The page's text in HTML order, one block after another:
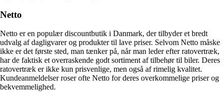
Netto
Netto er en populær discountbutik i Danmark, der tilbyder et bredt
udvalg af dagligvarer og produkter til lave priser. Selvom Netto måske
ikke er det første sted, man tænker på, når man leder efter ratovertræk,
har de faktisk et overraskende godt sortiment af tilbehør til biler. Deres
ratovertræk er ikke kun prisvenlige, men også af rimelig kvalitet.
Kundeanmeldelser roser ofte Netto for deres overkommelige priser og
bekvemmelighed.